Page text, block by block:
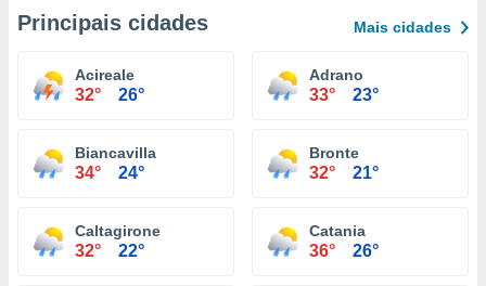
Principais cidades Mais cidades
Acireale
32° 26°
Adrano
33° 23°
Biancavilla
34° 24°
Bronte
32° 21°
Caltagirone
32° 22°
Catania
36° 26°